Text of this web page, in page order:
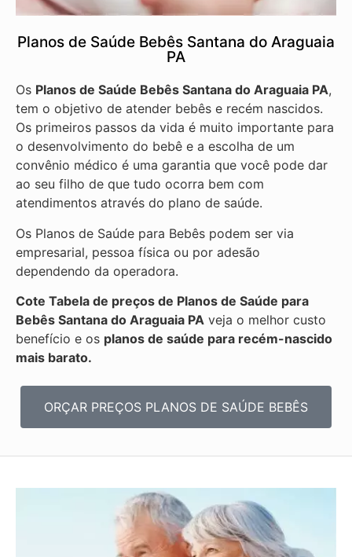
Planos de Saúde Bebês Santana do Araguaia
PA
Os Planos de Saúde Bebês Santana do Araguaia PA,
tem o objetivo de atender bebês e recém nascidos.
Os primeiros passos da vida é muito importante para
o desenvolvimento do bebê e a escolha de um
convênio médico é uma garantia que você pode dar
ao seu filho de que tudo ocorra bem com
atendimentos através do plano de saúde.
Os Planos de Saúde para Bebês podem ser via
empresarial, pessoa física ou por adesão
dependendo da operadora.
Cote Tabela de preços de Planos de Saúde para
Bebês Santana do Araguaia PA veja o melhor custo
benefício e os planos de saúde para recém-nascido
mais barato.
ORÇAR PREÇOS PLANOS DE SAÚDE BEBÊS